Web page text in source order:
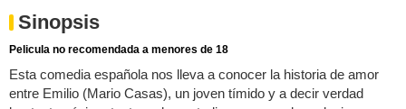
Sinopsis
Pelicula no recomendada a menores de 18
Esta comedia española nos lleva a conocer la historia de amor
entre Emilio (Mario Casas), un joven tímido y a decir verdad